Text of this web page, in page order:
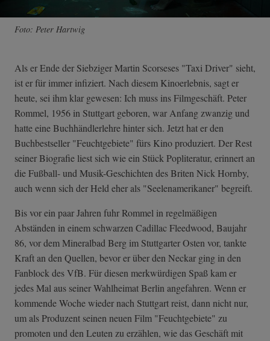
Foto: Peter Hartwig
Als er Ende der Siebziger Martin Scorseses "Taxi Driver" sieht,
ist er für immer infiziert. Nach diesem Kinoerlebnis, sagt er
heute, sei ihm klar gewesen: Ich muss ins Filmgeschäft. Peter
Rommel, 1956 in Stuttgart geboren, war Anfang zwanzig und
hatte eine Buchhändlerlehre hinter sich. Jetzt hat er den
Buchbestseller "Feuchtgebiete" fürs Kino produziert. Der Rest
seiner Biografie liest sich wie ein Stück Popliteratur, erinnert an
die Fußball- und Musik-Geschichten des Briten Nick Hornby,
auch wenn sich der Held eher als "Seelenamerikaner" begreift.
Bis vor ein paar Jahren fuhr Rommel in regelmäßigen
Abständen in einem schwarzen Cadillac Fleedwood, Baujahr
86, vor dem Mineralbad Berg im Stuttgarter Osten vor, tankte
Kraft an den Quellen, bevor er über den Neckar ging in den
Fanblock des VfB. Für diesen merkwürdigen Spaß kam er
jedes Mal aus seiner Wahlheimat Berlin angefahren. Wenn er
kommende Woche wieder nach Stuttgart reist, dann nicht nur,
um als Produzent seinen neuen Film "Feuchtgebiete" zu
promoten und den Leuten zu erzählen, wie das Geschäft mit